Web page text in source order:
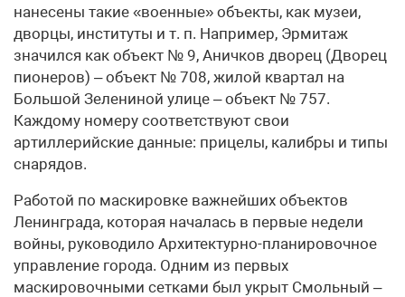
нанесены такие «военные» объекты, как музеи,
дворцы, институты и т. п. Например, Эрмитаж
значился как объект № 9, Аничков дворец (Дворец
пионеров) – объект № 708, жилой квартал на
Большой Зелениной улице – объект № 757.
Каждому номеру соответствуют свои
артиллерийские данные: прицелы, калибры и типы
снарядов.
Работой по маскировке важнейших объектов
Ленинграда, которая началась в первые недели
войны, руководило Архитектурно-планировочное
управление города. Одним из первых
маскировочными сетками был укрыт Смольный –